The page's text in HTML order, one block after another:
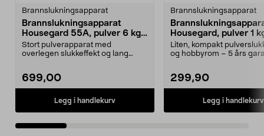
Brannslukningsapparat
Brannslukningsapparat
Housegard 55A, pulver 6 kg,
rød
Stort pulverapparat med
overlegen slukkeffekt og lang
699,00
Legg i handlekurv
Brannslukningsapparat
Housegard, pulver 1
båt
Liten, kompakt
og hobbyrom – 5 års
299,90
Legg i handlekurv